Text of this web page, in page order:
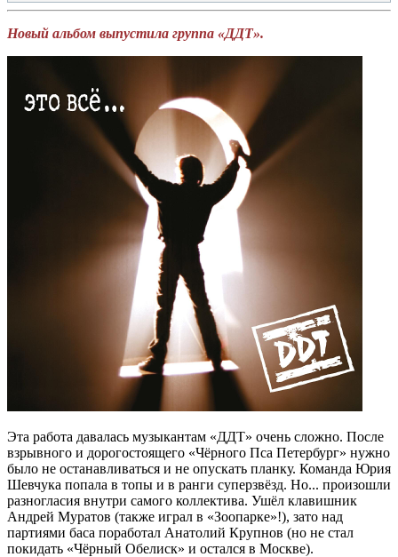
Новый альбом выпустила группа «ДДТ».
Эта работа давалась музыкантам «ДДТ» очень сложно. После
взрывного и дорогостоящего «Чёрного Пса Петербург» нужно
было не останавливаться и не опускать планку. Команда Юрия
Шевчука попала в топы и в ранги суперзвёзд. Но... произошли
разногласия внутри самого коллектива. Ушёл клавишник
Андрей Муратов (также играл в «Зоопарке»!), зато над
партиями баса поработал Анатолий Крупнов (но не стал
покидать «Чёрный Обелиск» и остался в Москве).